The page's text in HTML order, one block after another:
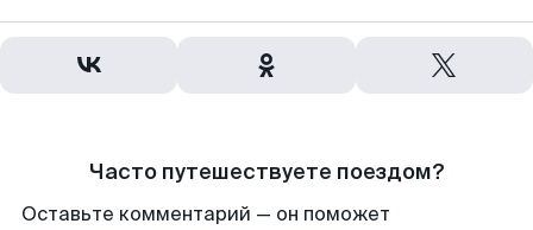
Часто путешествуете поездом?
Оставьте комментарий — он поможет